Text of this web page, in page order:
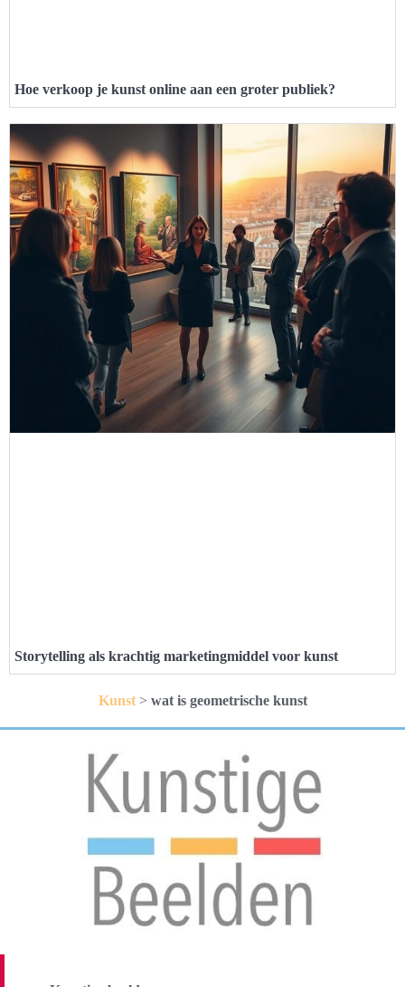
Hoe verkoop je kunst online aan een groter publiek?
Storytelling als krachtig marketingmiddel voor kunst
Kunst> wat is geometrische kunst